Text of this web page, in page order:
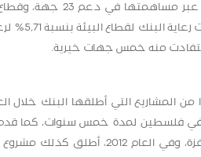
البنك فيها حوالي 9,55% من خلال 6 مؤسسات مستفيدة. الثقافة بلغ نصيبها
5,22% من خلال مؤسستين، والرياضة 15,34% عبر
في فلسطين لمدة خمس سنوات، كما قدم
لمدة ثلاث سنوات لمشروع "مستقبلي" وهو مشروع لتكفل الاطفال الايتام في قطاع غزة، وفي العام